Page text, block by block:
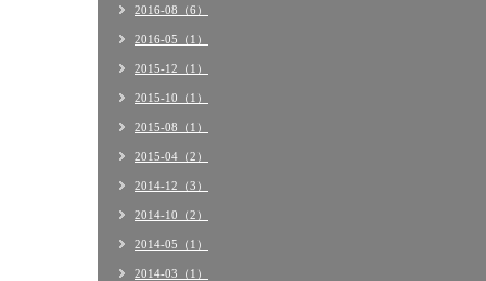
2016-08（6）
2016-05（1）
2015-12（1）
2015-10（1）
2015-08（1）
2015-04（2）
2014-12（3）
2014-10（2）
2014-05（1）
2014-03（1）